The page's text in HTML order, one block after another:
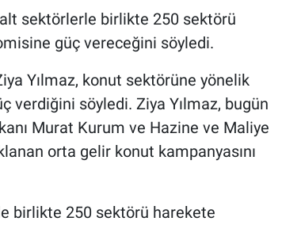
sektörlerle birlikte 250 sektörü
güç vereceğini söyledi.
Yılmaz, konut sektörüne yönelik
verdiğini söyledi. Ziya Yılmaz, bugün
Murat Kurum ve Hazine ve Maliye
orta gelir konut kampanyasını
birlikte 250 sektörü harekete